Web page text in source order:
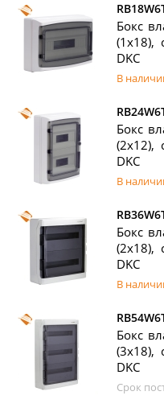
Бокс
(1х18),
DKC
В
Бокс
(2х12),
DKC
В
Бокс
(2х18),
DKC
В
Бокс
(3х18),
DKC
Срок